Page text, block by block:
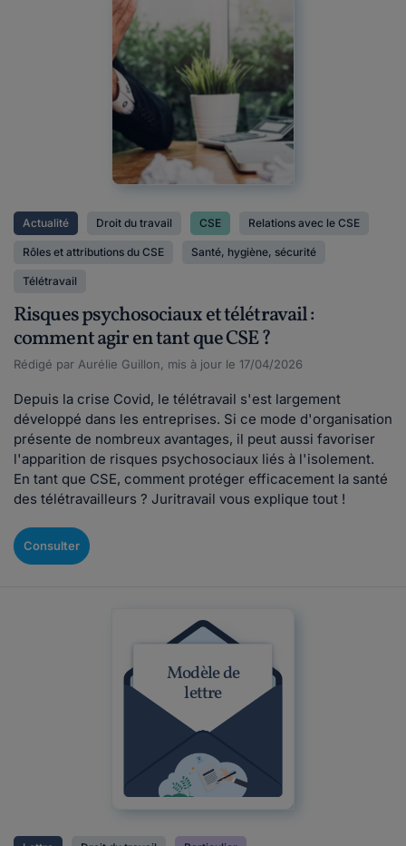
Actualité Droit du travail CSE Relations avec le CSE
Rôles et attributions du CSE Santé, hygiène, sécurité
Télétravail
Risques psychosociaux et télétravail :
comment agir en tant que CSE ?
Rédigé par Aurélie Guillon, mis à jour le 17/04/2026
Depuis la crise Covid, le télétravail s'est largement
développé dans les entreprises. Si ce mode d'organisation
présente de nombreux avantages, il peut aussi favoriser
l'apparition de risques psychosociaux liés à l'isolement.
En tant que CSE, comment protéger efficacement la santé
des télétravailleurs ? Juritravail vous explique tout !
Consulter
Modèle de
lettre